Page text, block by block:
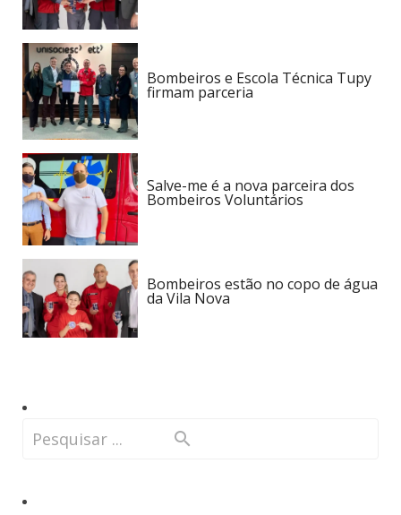
Bombeiros e Escola Técnica Tupy
firmam parceria
Salve-me é a nova parceira dos
Bombeiros Voluntários
Bombeiros estão no copo de água
da Vila Nova